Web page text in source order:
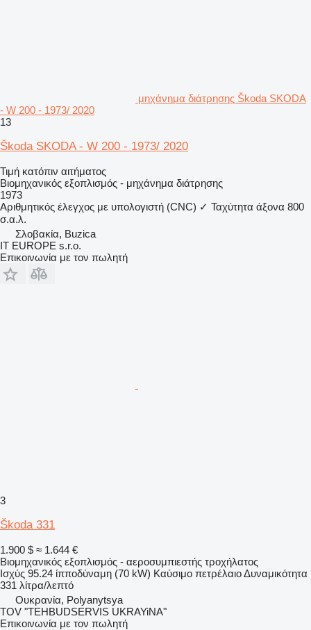
μηχάνημα διάτρησης Škoda SKODA
- W 200 - 1973/ 2020
13
Škoda SKODA - W 200 - 1973/ 2020
Τιμή κατόπιν αιτήματος
Βιομηχανικός εξοπλισμός - μηχάνημα διάτρησης
1973
Αριθμητικός έλεγχος με υπολογιστή (CNC) ✓ Ταχύτητα άξονα 800
σ.α.λ.
Σλοβακία, Buzica
IT EUROPE s.r.o.
Επικοινωνία με τον πωλητή
3
Škoda 331
1.900 $ ≈ 1.644 €
Βιομηχανικός εξοπλισμός - αεροσυμπιεστής τροχήλατος
Ισχύς 95.24 ίπποδύναμη (70 kW) Καύσιμο πετρέλαιοΔυναμικότητα
331 λίτρα/λεπτό
Ουκρανία, Polyanytsya
TOV "TEHBUDSERVIS UKRAYiNA"
Επικοινωνία με τον πωλητή